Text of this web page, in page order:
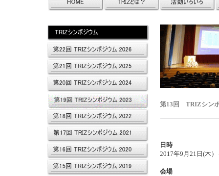
日時
2017年9月21日(木
会場
第13回 TRIZシン